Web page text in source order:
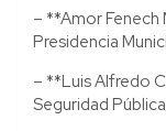
– **Amor Fenech
Presidencia
– **Luis Alfredo
Seguridad